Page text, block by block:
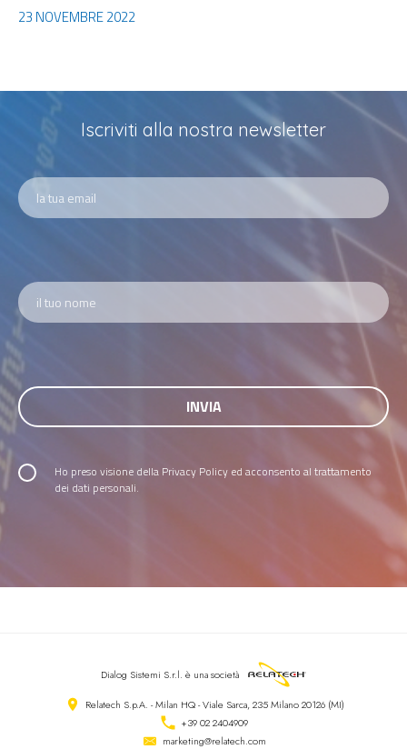
23 NOVEMBRE 2022
Iscriviti alla nostra newsletter
Ho preso visione della Privacy Policy ed acconsento al trattamento
dei dati personali.
Dialog Sistemi S.r.l. è una società
Relatech S.p.A. - Milan HQ - Viale Sarca, 235 Milano 20126 (MI)
+39 02 2404909
marketing@relatech.com